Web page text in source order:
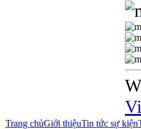
Trang chủGiới thiệuTin tức sự kiện